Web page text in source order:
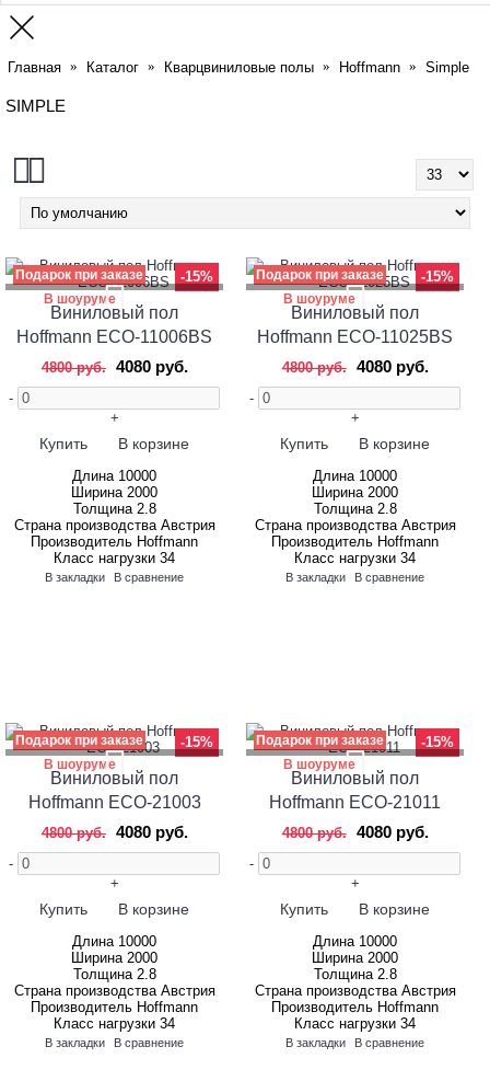
Главная Каталог Кварцвиниловые полы Hoffmann Simple
SIMPLE
-15%
Подарок при заказе
В шоуруме
Виниловый пол
Hoffmann ECO-11006BS
4800 руб. 4080 руб.
-
+
Купить В корзине
Длина 10000
Ширина 2000
Толщина 2.8
Страна производства Австрия
Производитель Hoffmann
Класс нагрузки 34
В закладки В сравнение
-15%
Подарок при заказе
В шоуруме
Виниловый пол
Hoffmann ECO-11025BS
4800 руб. 4080 руб.
-
+
Купить В корзине
Длина 10000
Ширина 2000
Толщина 2.8
Страна производства Австрия
Производитель Hoffmann
Класс нагрузки 34
В закладки В сравнение
-15%
Подарок при заказе
В шоуруме
Виниловый пол
Hoffmann ECO-21003
4800 руб. 4080 руб.
-
+
Купить В корзине
Длина 10000
Ширина 2000
Толщина 2.8
Страна производства Австрия
Производитель Hoffmann
Класс нагрузки 34
В закладки В сравнение
-15%
Подарок при заказе
В шоуруме
Виниловый пол
Hoffmann ECO-21011
4800 руб. 4080 руб.
-
+
Купить В корзине
Длина 10000
Ширина 2000
Толщина 2.8
Страна производства Австрия
Производитель Hoffmann
Класс нагрузки 34
В закладки В сравнение